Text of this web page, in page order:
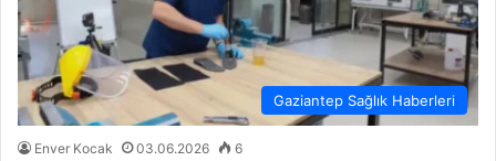
Gaziantep Sağlık Haberleri
Enver Kocak 03.06.2026 6